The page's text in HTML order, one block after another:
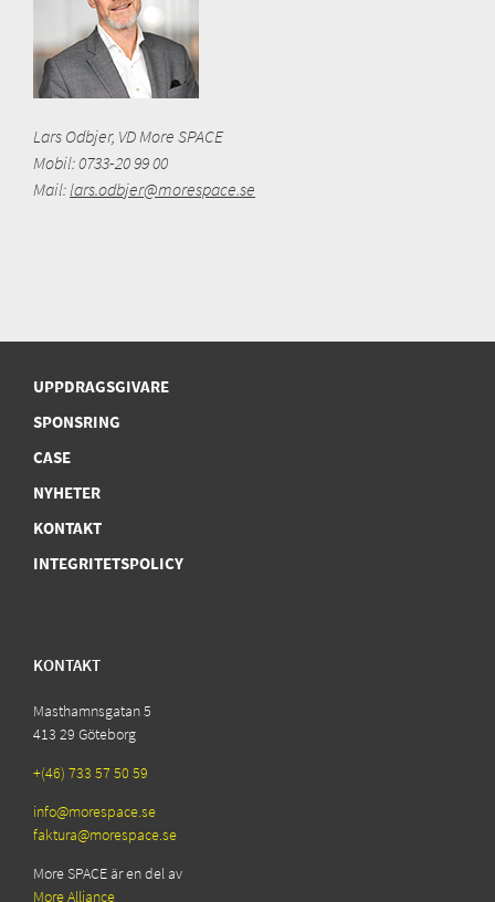
Lars Odbjer, VD More SPACE
Mobil: 0733-20 99 00
Mail:lars.odbjer@morespace.se
UPPDRAGSGIVARE
SPONSRING
CASE
NYHETER
KONTAKT
INTEGRITETSPOLICY
KONTAKT
Masthamnsgatan 5
413 29 Göteborg
+(46) 733 57 50 59
info@morespace.se
faktura@morespace.se
More SPACE är en del av
More Alliance